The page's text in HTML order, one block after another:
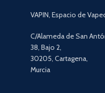
VAPIN, Espacio de
C/Alameda de San
38, Bajo 2,
30205, Cartagena,
Murcia